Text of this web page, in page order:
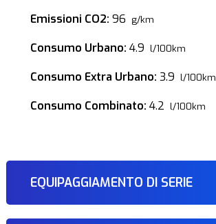
Emissioni CO2: 96 g/km
Consumo Urbano: 4.9 l/100km
Consumo Extra Urbano: 3.9 l/100km
Consumo Combinato: 4.2 l/100km
EQUIPAGGIAMENTO DI SERIE